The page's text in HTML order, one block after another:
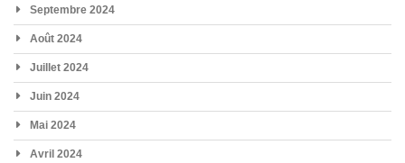
Septembre 2024
Août 2024
Juillet 2024
Juin 2024
Mai 2024
Avril 2024